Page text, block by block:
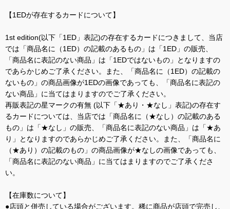
【1EDが存在するカードについて】
1st edition(以下「1ED」表記)の存在するカードにつきまして、当店
では「商品名に（1ED）の記載のあるもの」は「1ED」の販売、
「商品名に表記のない商品」は「1EDではないもの」となりますの
であらかじめご了承ください。また、「商品名に（1ED）の記載の
ないもの」の商品画像が1EDの画像であっても、「商品名に表記の
ない商品」に当てはまりますのでご了承ください。
再販表記の星マークの有無 (以下「★あり・★なし」表記)の存在す
るカードについては、当店では「商品名に（★なし）の記載のある
もの」は「★なし」の販売、「商品名に表記のない商品」は「★あ
り」となりますのであらかじめご了承ください。また、「商品名に
（★あり）の記載のもの」の商品画像が★なしの画像であっても、
「商品名に表記のない商品」に当てはまりますのでご了承くださ
い。
【在庫数について】
●店頭と併売している場合がございます。稀に商品が店頭で完売し、